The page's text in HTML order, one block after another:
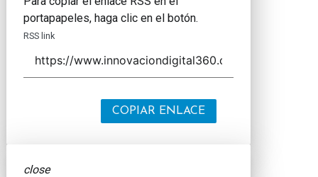
portapapeles, haga clic en el botón.
RSS link
COPIAR ENLACE
close